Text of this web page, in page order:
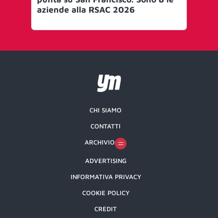
aziende alla RSAC 2026
CHI SIAMO
CONTATTI
ARCHIVIO
ADVERTISING
INFORMATIVA PRIVACY
COOKIE POLICY
CREDIT